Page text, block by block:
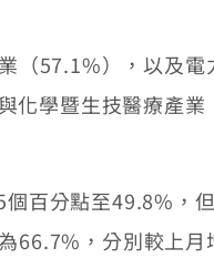
57.1%），以及電
學暨生技醫療產
分點至49.8%，
66.7%，分別較上